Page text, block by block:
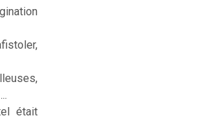
était